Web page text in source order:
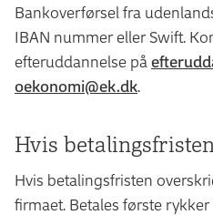
Bankoverførsel fra
IBAN nummer eller Swift.
efteruddannelse på
oekonomi@ek.dk.
Hvis
Hvis betalingsfristen
firmaet. Betales første